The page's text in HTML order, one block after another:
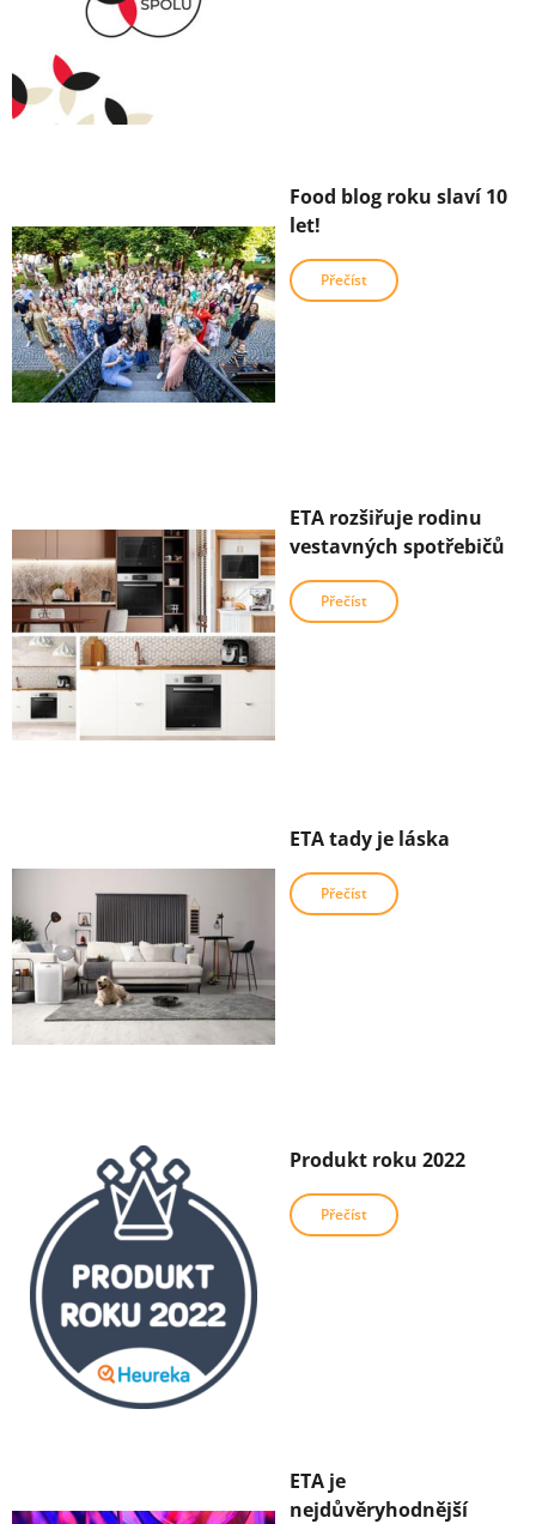
Food blog roku slaví 10
let!
Přečíst
ETA rozšiřuje rodinu
vestavných spotřebičů
Přečíst
ETA tady je láska
Přečíst
Produkt roku 2022
Přečíst
ETA je
nejdůvěryhodnější